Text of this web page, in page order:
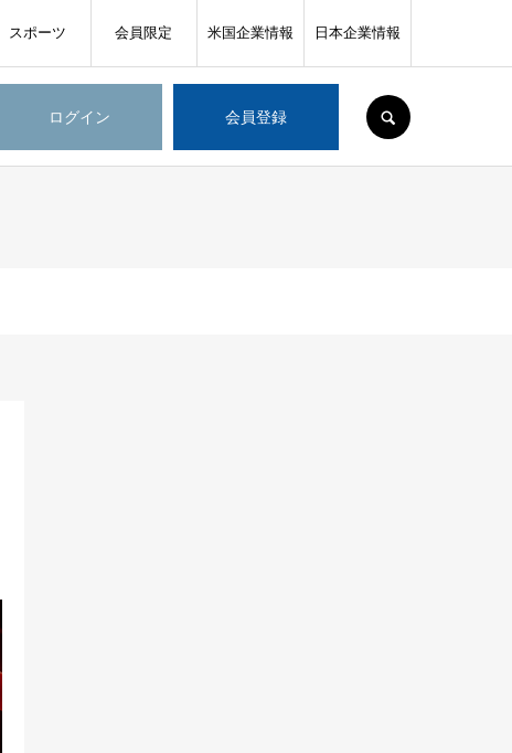
ログイン 会員登録
スポーツ 会員限定 米国企業情報 日本企業情報